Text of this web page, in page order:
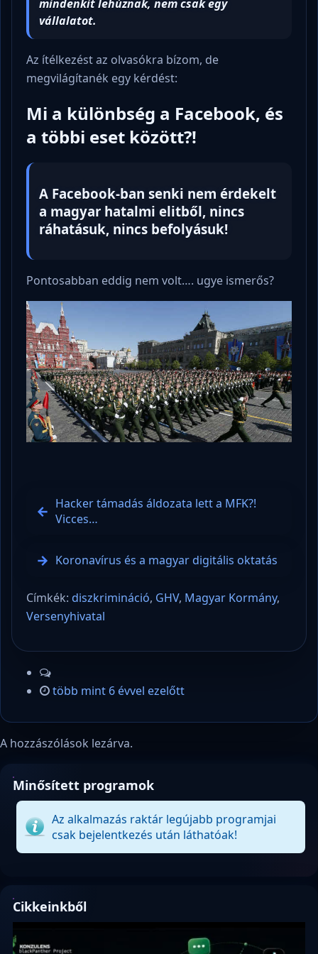
mindenkit lehúznak, nem csak egy
vállalatot.
Az ítélkezést az olvasókra bízom, de
megvilágítanék egy kérdést:
Mi a különbség a Facebook, és
a többi eset között?!
A Facebook-ban senki nem érdekelt
a magyar hatalmi elitből, nincs
ráhatásuk, nincs befolyásuk!
Pontosabban eddig nem volt…. ugye ismerős?
Hacker támadás áldozata lett a MFK?!
Vicces…
Koronavírus és a magyar digitális oktatás
Címkék: diszkrimináció, GHV, Magyar Kormány,
Versenyhivatal
több mint 6 évvel ezelőtt
A hozzászólások lezárva.
Minősített programok
Az alkalmazás raktár legújabb programjai
csak bejelentkezés után láthatóak!
Cikkeinkből